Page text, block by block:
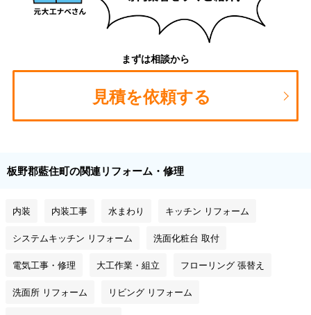
まずは相談から
見積を依頼する
板野郡藍住町の関連リフォーム・修理
内装 内装工事 水まわり キッチン リフォーム
システムキッチン リフォーム 洗面化粧台 取付
電気工事・修理 大工作業・組立 フローリング 張替え
洗面所 リフォーム リビング リフォーム